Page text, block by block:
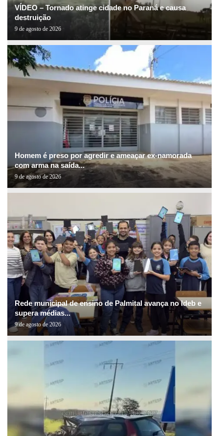
VÍDEO – Tornado atinge cidade no Paraná e causa
destruição
9 de agosto de 2026
Homem é preso por agredir e ameaçar ex-namorada
com arma na saída...
9 de agosto de 2026
Rede municipal de ensino de Palmital avança no Ideb e
supera médias...
9 de agosto de 2026